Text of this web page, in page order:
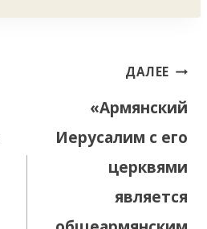
ДАЛЕЕ
«Армянский
Иерусалим с его
церквями
является